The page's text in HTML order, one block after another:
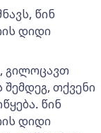
წინ
დიდი
გილოცავთ
თქვენი
წინ
დიდი